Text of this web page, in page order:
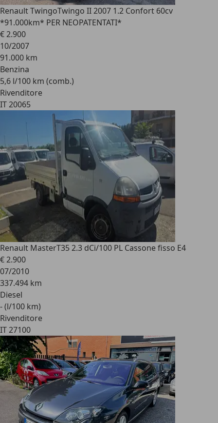
Renault TwingoTwingo II 2007 1.2 Confort 60cv
*91.000km* PER NEOPATENTATI*
€ 2.900
10/2007
91.000 km
Benzina
5,6 l/100 km (comb.)
Rivenditore
IT 20065
Renault MasterT35 2.3 dCi/100 PL Cassone fisso E4
€ 2.900
07/2010
337.494 km
Diesel
- (l/100 km)
Rivenditore
IT 27100